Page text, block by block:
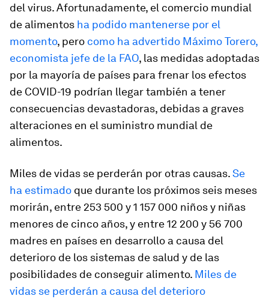
del virus. Afortunadamente, el comercio mundial
de alimentos ha podido mantenerse por el
momento, pero como ha advertido Máximo Torero,
economista jefe de la FAO, las medidas adoptadas
por la mayoría de países para frenar los efectos
de COVID-19 podrían llegar también a tener
consecuencias devastadoras, debidas a graves
alteraciones en el suministro mundial de
alimentos.
Miles de vidas se perderán por otras causas.Se
ha estimado que durante los próximos seis meses
morirán, entre 253 500 y 1 157 000 niños y niñas
menores de cinco años, y entre 12 200 y 56 700
madres en países en desarrollo a causa del
deterioro de los sistemas de salud y de las
posibilidades de conseguir alimento. Miles de
vidas se perderán a causa del deterioro